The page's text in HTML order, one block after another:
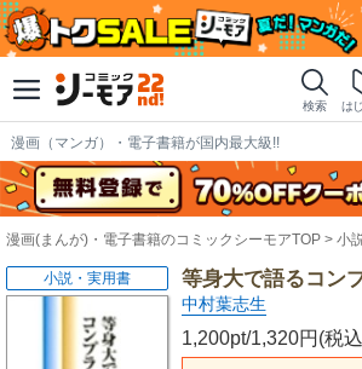
検索 は
漫画（マンガ）・電子書籍が国内最大級!!
漫画(まんが)・電子書籍のコミックシーモアTOP 小
等身大で語るコン
中村葉志生
1,200pt/1,320円(税
小説・実用書